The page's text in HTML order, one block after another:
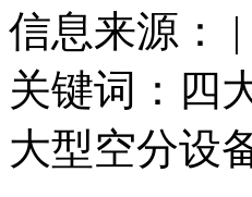
信息来源：
关键词：四
大型空分设